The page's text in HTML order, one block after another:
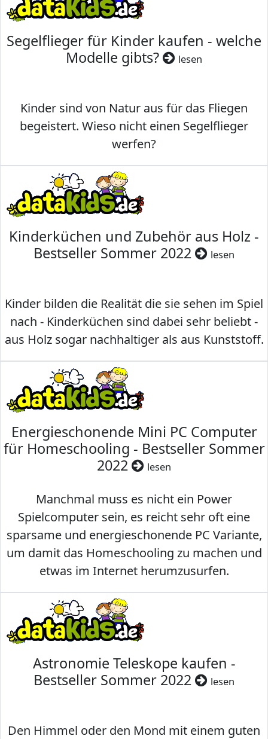
Segelflieger für Kinder kaufen - welche
Modelle gibts?
lesen
Kinder sind von Natur aus für das Fliegen
begeistert. Wieso nicht einen Segelflieger
werfen?
Kinderküchen und Zubehör aus Holz -
Bestseller Sommer 2022
lesen
Kinder bilden die Realität die sie sehen im Spiel
nach - Kinderküchen sind dabei sehr beliebt -
aus Holz sogar nachhaltiger als aus Kunststoff.
Energieschonende Mini PC Computer
für Homeschooling - Bestseller Sommer
2022
lesen
Manchmal muss es nicht ein Power
Spielcomputer sein, es reicht sehr oft eine
sparsame und energieschonende PC Variante,
um damit das Homeschooling zu machen und
etwas im Internet herumzusurfen.
Astronomie Teleskope kaufen -
Bestseller Sommer 2022
lesen
Den Himmel oder den Mond mit einem guten